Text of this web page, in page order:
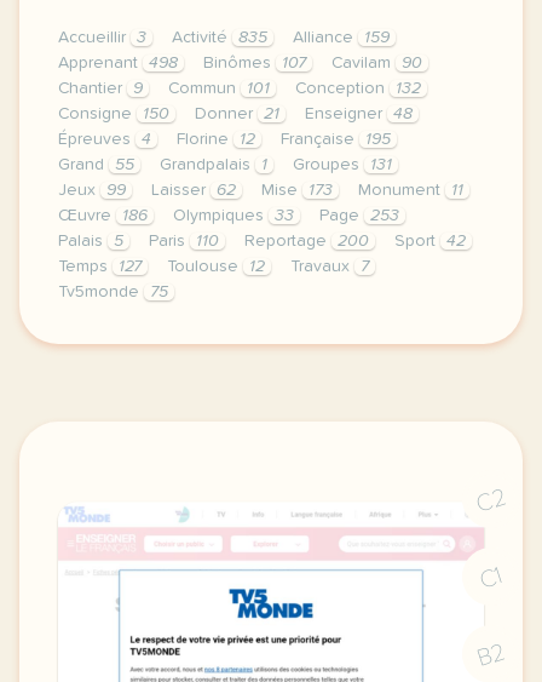
Accueillir 3 Activité 835 Alliance
159
Apprenant
498 Binômes 107 Cavilam
90
Chantier
9 Commun 101 Conception
132
Consigne
150 Donner 21 Enseigner
48
Épreuves
4 Florine 12 Française
195
Grand
55 Grandpalais 1 Groupes
131
Jeux
99 Laisser 62 Mise 173 Monument
11
Œuvre
186 Olympiques 33 Page
253
Palais
5 Paris 110 Reportage 200 Sport
42
Temps
127 Toulouse 12 Travaux
7
Tv5monde
75
le respect de votre vie privee est une priorite
C2
C1
B2